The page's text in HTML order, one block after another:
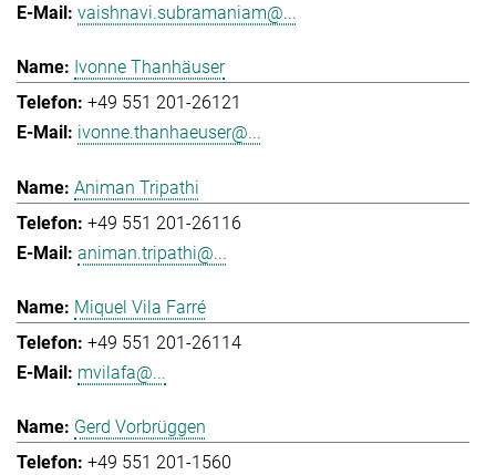
vaishnavi.subramaniam@...
Ivonne Thanhäuser
+49 551 201-26121
ivonne.thanhaeuser@...
Animan Tripathi
+49 551 201-26116
animan.tripathi@...
Miquel Vila Farré
+49 551 201-26114
mvilafa@...
Gerd Vorbrüggen
+49 551 201-1560